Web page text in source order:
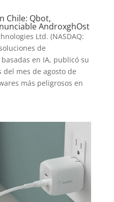
Chile: Qbot,
AndroxghOst
Ltd. (NASDAQ:
de
en IA, publicó su
del mes de agosto de
más peligrosos en